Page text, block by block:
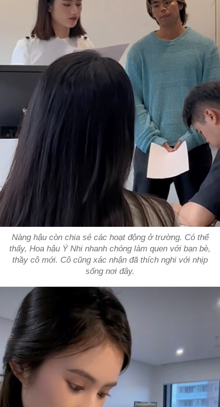
Nàng hậu còn chia sẻ các hoạt động ở trường. Có thể
thấy, Hoa hậu Ý Nhi nhanh chóng làm quen với bạn bè,
thầy cô mới. Cô cũng xác nhận đã thích nghi với nhịp
sống nơi đây.